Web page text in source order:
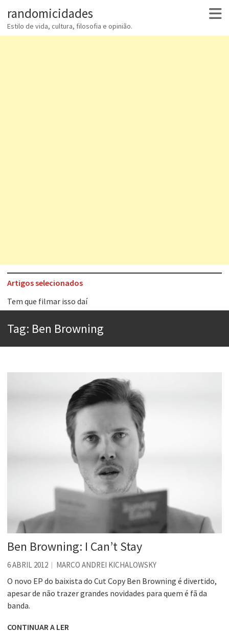
randomicidades
Estilo de vida, cultura, filosofia e opinião.
Artigos selecionados
Tem que filmar isso daí
Aprender a fracassar é o segredo do sucesso
Esse tal de Rock Gaúcho
Os causos de Jorge Luis Borges
Voto obrigatório é correto?
Se queres salvar o mundo, o veganismo não é a resposta
Tag: Ben Browning
Ben Browning: I Can’t Stay
6 ABRIL 2012 MARCO ANDREI KICHALOWSKY
O novo EP do baixista do Cut Copy Ben Browning é divertido,
apesar de não trazer grandes novidades para quem é fã da
banda.
CONTINUAR A LER